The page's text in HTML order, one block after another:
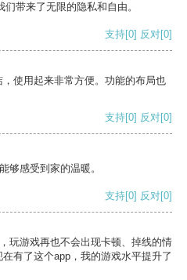
带来了无限的隐私和自由。
支持[0] 反对[0]
使用起来非常方便。功能的布局也
支持[0] 反对[0]
够感受到家的温暖。
支持[0] 反对[0]
玩游戏再也不会出现卡顿、掉线的情
有了这个app，我的游戏水平提升了